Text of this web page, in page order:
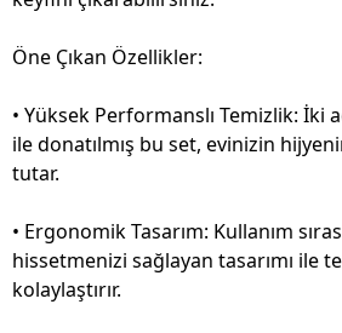
Öne Çıkan Özellikler:
• Yüksek Performanslı Temizlik: İki
ile donatılmış bu set, evinizin
tutar.
• Ergonomik Tasarım: Kullanım
hissetmenizi sağlayan tasarımı ile
kolaylaştırır.